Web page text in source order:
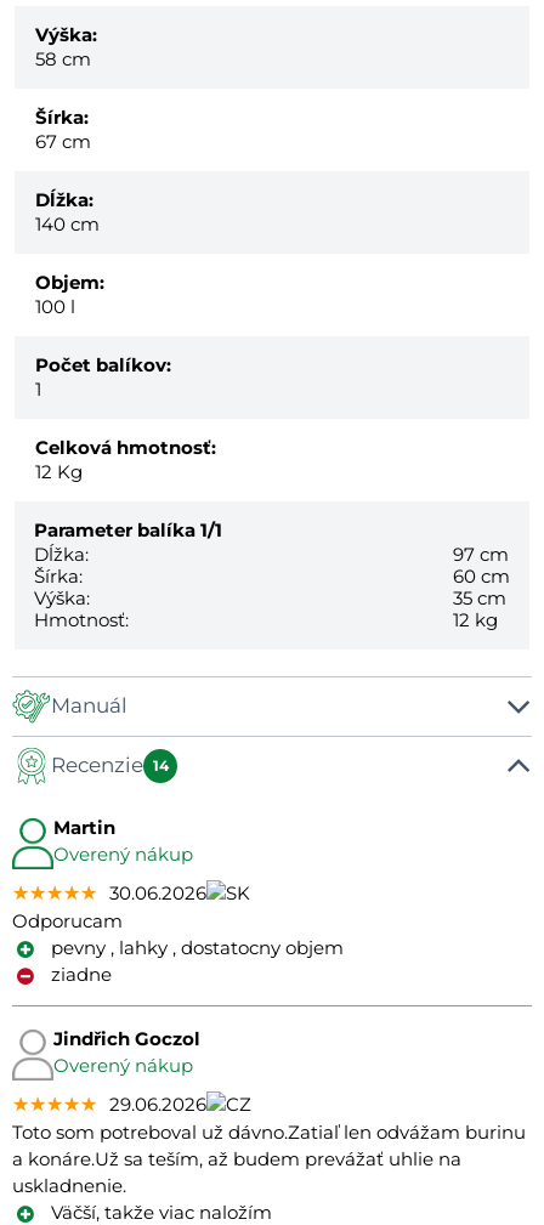
Výška:
58 cm
Šírka:
67 cm
Dĺžka:
140 cm
Objem:
100 l
Počet balíkov:
1
Celková hmotnosť:
12 Kg
Parameter balíka 1/1
Dĺžka:
97 cm
Šírka:
60 cm
Výška:
35 cm
Hmotnosť:
12 kg
Manuál
Manual
Recenzie 14
Martin
Overený nákup
★★★★★
★★★★★
★★★★★ 30.06.2026
Odporucam
pevny , lahky , dostatocny objem
ziadne
Jindřich Goczol
Overený nákup
★★★★★
★★★★★
★★★★★ 29.06.2026
Toto som potreboval už dávno.Zatiaľ len odvážam burinu
a konáre.Už sa teším, až budem prevážať uhlie na
uskladnenie.
Väčší, takže viac naložím